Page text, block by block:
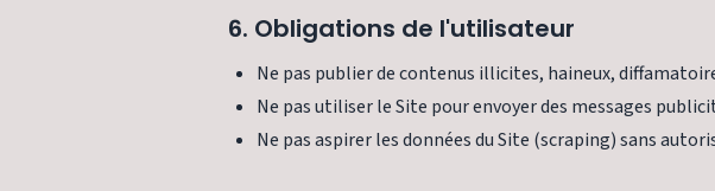
6. Obligations de l'utilisateur
Ne pas publier de contenus illicites, haineux,
Ne pas utiliser le Site pour envoyer des messages
Ne pas aspirer les données du Site (scraping) sans